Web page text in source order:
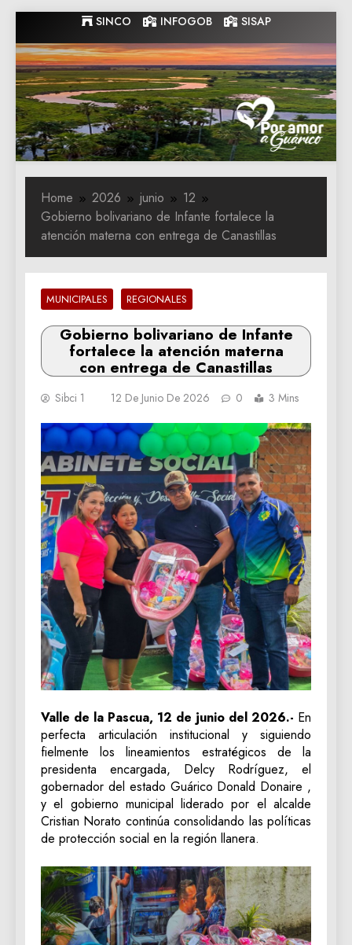
to
content
SINCO INFOGOB SISAP
Gobernacion
de Guarico
Gobernacion de Guarico
Home 2026 junio
12
Gobierno bolivariano de Infante fortalece la
atención materna con entrega de Canastillas
MUNICIPALES REGIONALES
Gobierno bolivariano de Infante
fortalece la atención materna
con entrega de Canastillas
Sibci 1 12 De Junio De 2026 0 3 Mins
Valle de la Pascua, 12 de junio del 2026.- En
perfecta articulación institucional y siguiendo
fielmente los lineamientos estratégicos de la
presidenta encargada, Delcy Rodríguez, el
gobernador del estado Guárico Donald Donaire ,
y el gobierno municipal liderado por el alcalde
Cristian Norato continúa consolidando las políticas
de protección social en la región llanera.